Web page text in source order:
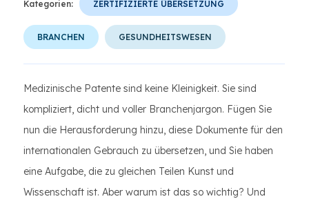
Kategorien: ZERTIFIZIERTE ÜBERSETZUNG
BRANCHEN GESUNDHEITSWESEN
Medizinische Patente sind keine Kleinigkeit. Sie sind
kompliziert, dicht und voller Branchenjargon. Fügen Sie
nun die Herausforderung hinzu, diese Dokumente für den
internationalen Gebrauch zu übersetzen, und Sie haben
eine Aufgabe, die zu gleichen Teilen Kunst und
Wissenschaft ist. Aber warum ist das so wichtig? Und